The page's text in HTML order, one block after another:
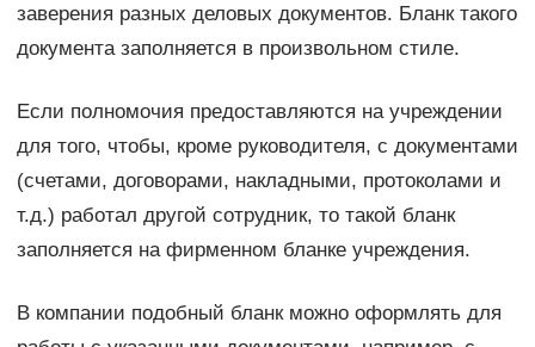
заверения разных деловых документов. Бланк такого
документа заполняется в произвольном стиле.
Если полномочия предоставляются на учреждении
для того, чтобы, кроме руководителя, с документами
(счетами, договорами, накладными, протоколами и
т.д.) работал другой сотрудник, то такой бланк
заполняется на фирменном бланке учреждения.
В компании подобный бланк можно оформлять для